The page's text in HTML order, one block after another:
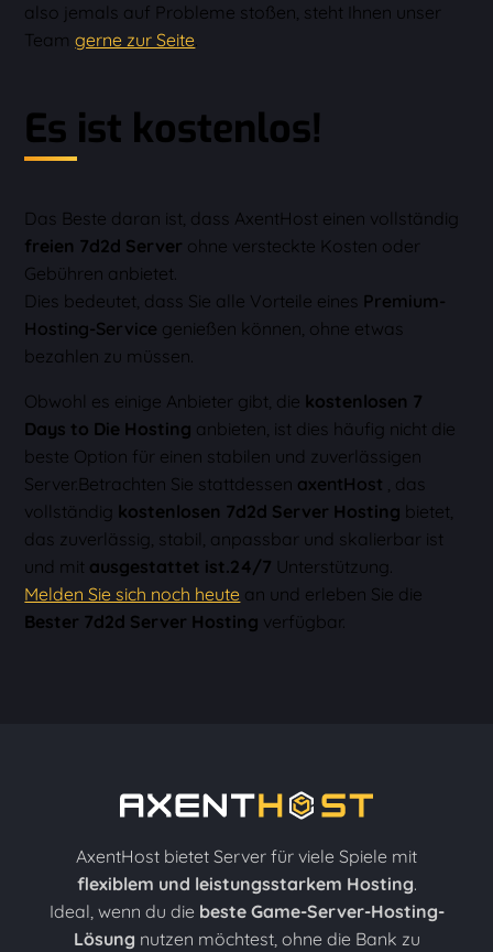
also jemals auf Probleme stoßen, steht Ihnen unser
Teamgerne zur Seite.
Es ist kostenlos!
Das Beste daran ist, dass AxentHost einen vollständig
freien 7d2d Server ohne versteckte Kosten oder
Gebühren anbietet.
Dies bedeutet, dass Sie alle Vorteile eines Premium-
Hosting-Service genießen können, ohne etwas
bezahlen zu müssen.
Obwohl es einige Anbieter gibt, die kostenlosen 7
Days to Die Hosting anbieten, ist dies häufig nicht die
beste Option für einen stabilen und zuverlässigen
Server.Betrachten Sie stattdessen axentHost , das
vollständig kostenlosen 7d2d Server Hosting bietet,
das zuverlässig, stabil, anpassbar und skalierbar ist
und mit ausgestattet ist.24/7 Unterstützung.
Melden Sie sich noch heute an und erleben Sie die
Bester 7d2d Server Hosting verfügbar.
AxentHost bietet Server für viele Spiele mit
flexiblem und leistungsstarkem Hosting.
Ideal, wenn du die beste Game-Server-Hosting-
Lösung nutzen möchtest, ohne die Bank zu